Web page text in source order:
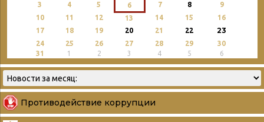
3 4 5 6 7 8
9
10
11 12 13 14 15
16
17
18 19 20 21 22 23
24 25 26 27 28 29
30
31
1 2 3 4 5 6
Противодействие коррупции